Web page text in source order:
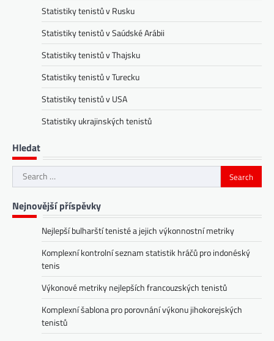
Statistiky tenistů v Rusku
Statistiky tenistů v Saúdské Arábii
Statistiky tenistů v Thajsku
Statistiky tenistů v Turecku
Statistiky tenistů v USA
Statistiky ukrajinských tenistů
Hledat
Search
for:
Nejnovější příspěvky
Nejlepší bulharští tenisté a jejich výkonnostní metriky
Komplexní kontrolní seznam statistik hráčů pro indonéský
tenis
Výkonové metriky nejlepších francouzských tenistů
Komplexní šablona pro porovnání výkonu jihokorejských
tenistů